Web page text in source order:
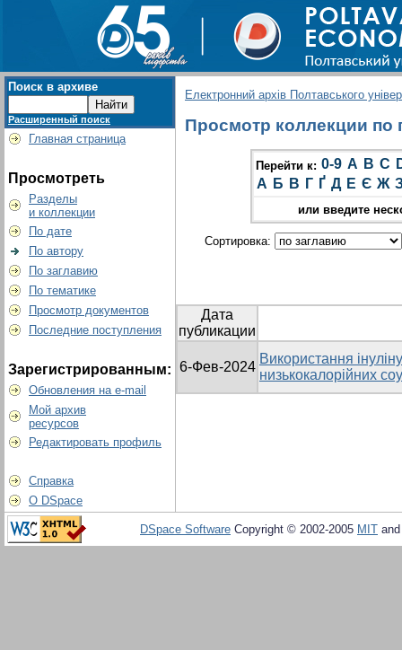
Поиск в архиве
Расширенный поиск
Главная страница
Просмотреть
Разделы
и коллекции
По дате
По автору
По заглавию
По тематике
Просмотр документов
Последние поступления
Зарегистрированным:
Обновления на e-mail
Мой архив
ресурсов
Редактировать профиль
Справка
О DSpace
Електронний архів Полтавського
Просмотр коллекции по
Перейти к: 0-9 A B C
А Б В Г Ґ Д Е Є Ж
или введите
Сортировка:
Дата
публикации
6-Фев-2024
Використання
низькокалорійних
DSpace Software Copyright © 2002-2005 MIT